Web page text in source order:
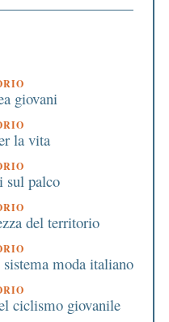
giovani
la vita
sul palco
del territorio
moda italiano
ciclismo giovanile